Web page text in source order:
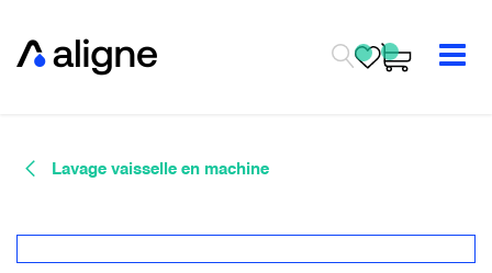
Lavage vaisselle en machine